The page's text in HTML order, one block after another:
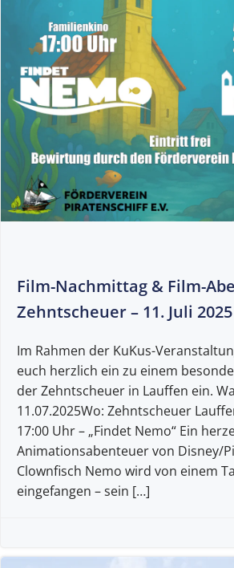
Film-Nachmittag & Film-
Zehntscheuer – 11. Juli 2025
Im Rahmen der KuKus-
euch herzlich ein zu einem
der Zehntscheuer in Lauffen ein.
11.07.2025Wo: Zehntscheuer
17:00 Uhr – „Findet Nemo“ Ein
Animationsabenteuer von Disney/
Clownfisch Nemo wird von einem
eingefangen – sein […]